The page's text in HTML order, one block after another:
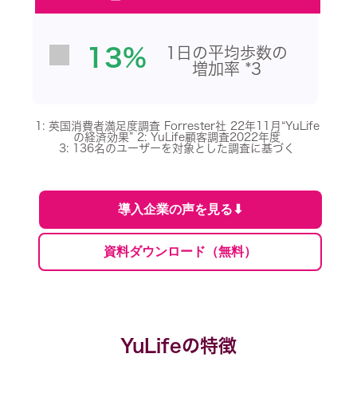
13%
1日の平均歩数の
増加率 *3
1: 英国消費者満足度調査 Forrester社 22年11月“YuLife
の経済効果” 2: YuLife顧客調査2022年度
3: 136名のユーザーを対象とした調査に基づく
導入企業の声を見る⬇︎
資料ダウンロード（無料）
YuLifeの特徴